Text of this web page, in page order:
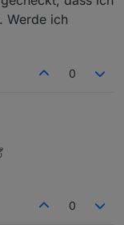
Positionen
Werde ich
0
0